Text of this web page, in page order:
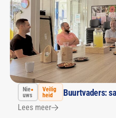
Nie
uws
Veilig
heid
Buurtvaders:
Lees meer